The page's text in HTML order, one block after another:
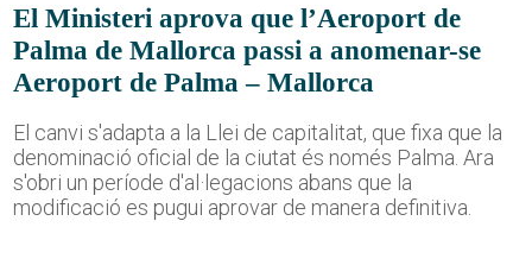
El Ministeri aprova que l’Aeroport de
Palma de Mallorca passi a anomenar-se
Aeroport de Palma – Mallorca
El canvi s'adapta a la Llei de capitalitat, que fixa que la
denominació oficial de la ciutat és només Palma. Ara
s'obri un període d'al·legacions abans que la
modificació es pugui aprovar de manera definitiva.